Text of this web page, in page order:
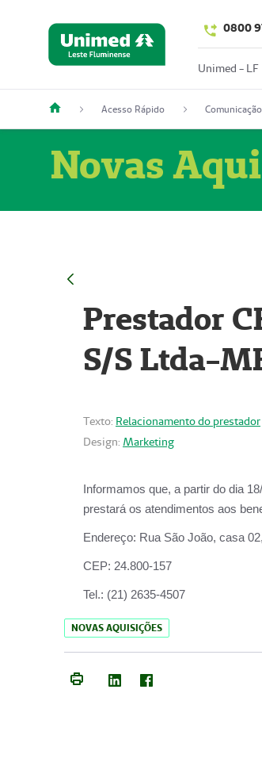
0800
Unimed - LF
Acesso Rápido Comunicação
Novas
Prestador
S/S Ltda-
Texto: Relacionamento do prestador
Design: Marketing
Informamos que, a partir do dia
prestará os atendimentos aos
Endereço: Rua São João, casa
CEP: 24.800-157
Tel.: (21) 2635-4507
NOVAS AQUISIÇÕES